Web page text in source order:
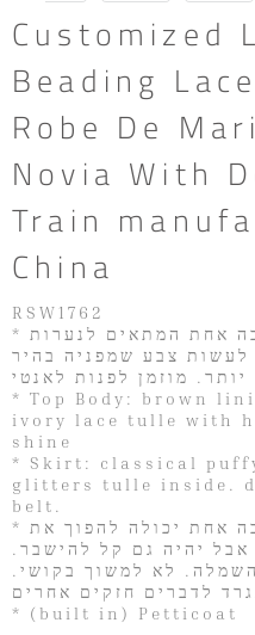
Customized
Beading
Robe De
Novia With
Train
China
RSW1762
* טול אשליה: צבע חום שכבה אחת המתאים לנערות
צבע שמפניה בהיר
יותר. מוזמן לפנות לאנטי
* Top Body: brown
ivory lace tulle with
shine
* Skirt: classical
glitters tulle inside.
belt.
* שימו לב: טול אשליה בשכבה אחת יכולה להפוך את
יהיה גם קל להישבר.
לא למשוך בקושי.
* (built in) Petticoat